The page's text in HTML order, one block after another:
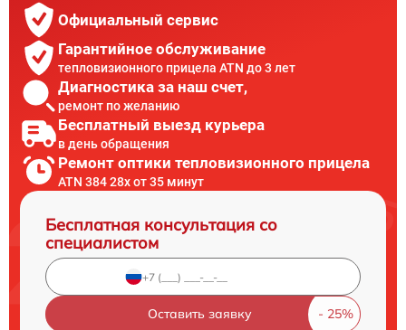
Официальный сервис
Гарантийное обслуживание
тепловизионного прицела ATN до 3 лет
Диагностика за наш счет,
ремонт по желанию
Бесплатный выезд курьера
в день обращения
Ремонт оптики тепловизионного прицела
ATN 384 28x от 35 минут
Бесплатная консультация со
специалистом
Оставить заявку